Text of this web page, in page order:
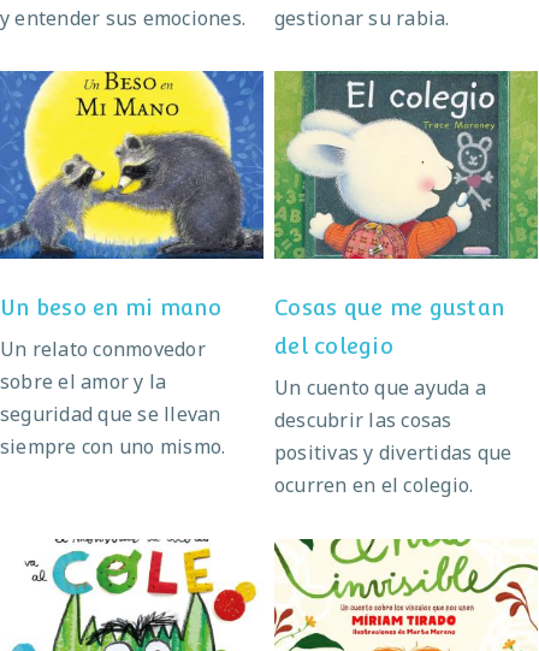
y entender sus emociones.
gestionar su rabia.
Un beso en mi mano
Un beso en mi mano
Un relato conmovedor
sobre el amor y la
seguridad que se llevan
siempre con uno mismo.
Cosas que me gustan
del colegio
Cosas que me gustan
del colegio
Un cuento que ayuda a
descubrir las cosas
positivas y divertidas que
ocurren en el colegio.
El monstruo de
El hilo invisible